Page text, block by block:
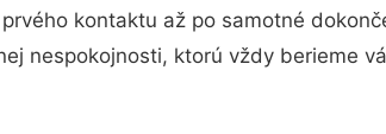
kontaktu až po samotné
nespokojnosti, ktorú vždy berieme